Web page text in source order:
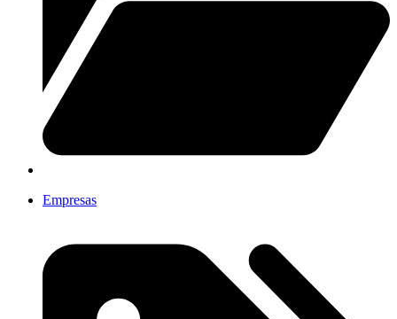
Empresas